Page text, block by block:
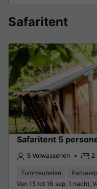
Safaritent
Safaritent 5
5 Volwassenen 2
Tuinmeubelen
Van 15 tot 16 sep, 1 nacht,